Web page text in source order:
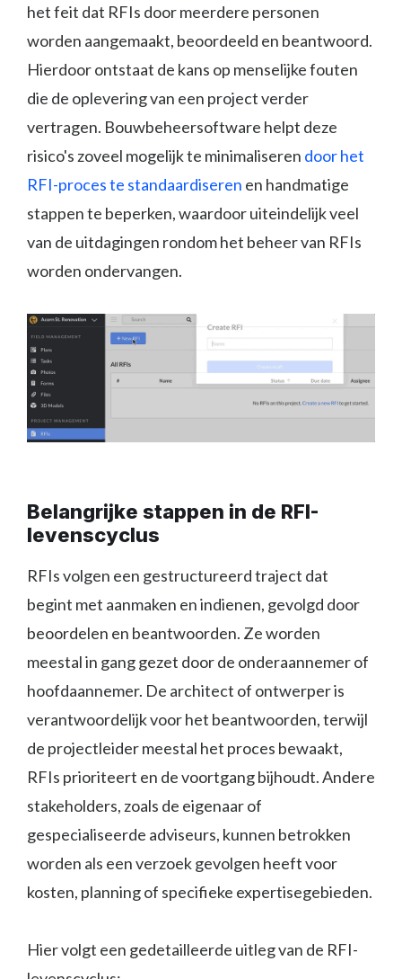
het feit dat RFIs door meerdere personen
worden aangemaakt, beoordeeld en beantwoord.
Hierdoor ontstaat de kans op menselijke fouten
die de oplevering van een project verder
vertragen. Bouwbeheersoftware helpt deze
risico's zoveel mogelijk te minimaliseren door het
RFI-proces te standaardiseren en handmatige
stappen te beperken, waardoor uiteindelijk veel
van de uitdagingen rondom het beheer van RFIs
worden ondervangen.
Belangrijke stappen in de RFI-
levenscyclus
RFIs volgen een gestructureerd traject dat
begint met aanmaken en indienen, gevolgd door
beoordelen en beantwoorden. Ze worden
meestal in gang gezet door de onderaannemer of
hoofdaannemer. De architect of ontwerper is
verantwoordelijk voor het beantwoorden, terwijl
de projectleider meestal het proces bewaakt,
RFIs prioriteert en de voortgang bijhoudt. Andere
stakeholders, zoals de eigenaar of
gespecialiseerde adviseurs, kunnen betrokken
worden als een verzoek gevolgen heeft voor
kosten, planning of specifieke expertisegebieden.
Hier volgt een gedetailleerde uitleg van de RFI-